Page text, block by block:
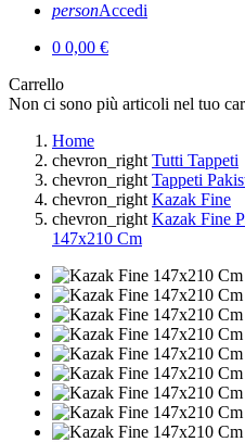
personAccedi
0 0,00 €
Carrello
Non ci sono più articoli nel tuo
Home
chevron_right Tutti Tappeti
chevron_right Tappeti
chevron_right Kazak Fine
chevron_right Kazak Fine
147x210 Cm